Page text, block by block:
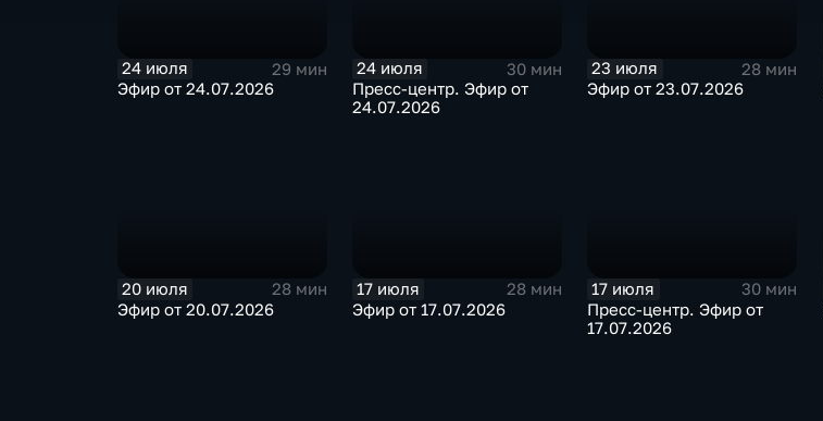
24 июля
29 мин
Эфир от 24.07.2026
24 июля
30 мин
Пресс-центр. Эфир от
24.07.2026
23 июля
28 мин
Эфир от 23.07.2026
20 июля
28 мин
Эфир от 20.07.2026
17 июля
28 мин
Эфир от 17.07.2026
17 июля
30 мин
Пресс-центр. Эфир от
17.07.2026